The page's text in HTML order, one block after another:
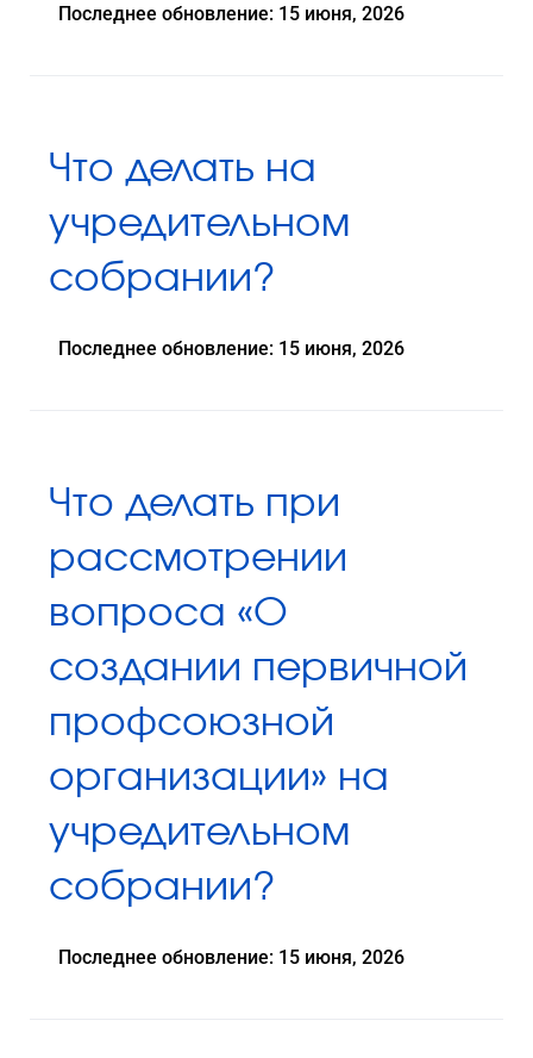
Последнее обновление: 15 июня, 2026
Что делать на
учредительном
собрании?
Последнее обновление: 15 июня, 2026
Что делать при
рассмотрении
вопроса «О
создании первичной
профсоюзной
организации» на
учредительном
собрании?
Последнее обновление: 15 июня, 2026